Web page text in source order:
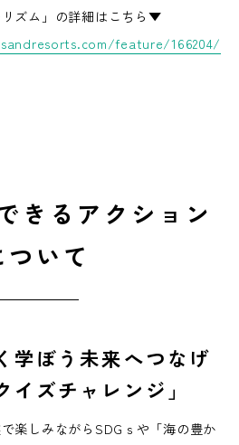
ズム」の詳細はこちら▼
feature/166204/
きるアクション
ついて
学ぼう未来へつなげ
イズチャレンジ」
楽しみながらSDGｓや「海の豊か